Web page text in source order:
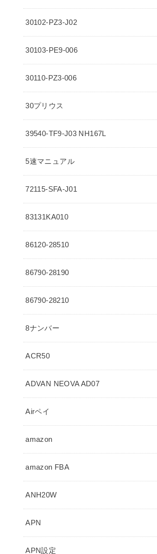
30102-PZ3-J02
30103-PE9-006
30110-PZ3-006
30プリウス
39540-TF9-J03 NH167L
5速マニュアル
72115-SFA-J01
83131KA010
86120-28510
86790-28190
86790-28210
8ナンバー
ACR50
ADVAN NEOVA AD07
Airペイ
amazon
amazon FBA
ANH20W
APN
APN設定